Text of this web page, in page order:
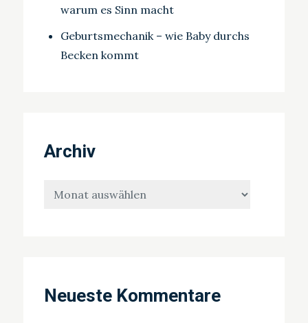
warum es Sinn macht
Geburtsmechanik – wie Baby durchs
Becken kommt
Archiv
Archiv
Neueste Kommentare